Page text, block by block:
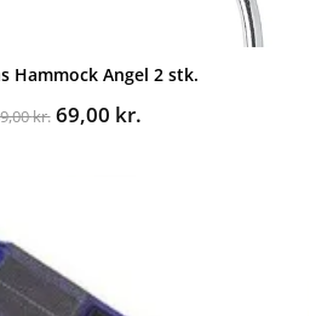
Hammock Angel 2 stk.
kr. Den
69,00 kr.Den